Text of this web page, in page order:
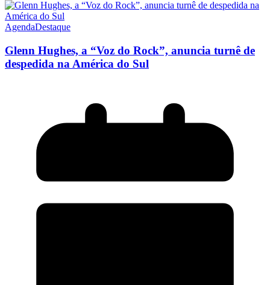
AgendaDestaque
Glenn Hughes, a “Voz do Rock”, anuncia turnê de
despedida na América do Sul